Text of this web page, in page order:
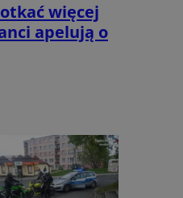
więcej
apelują o